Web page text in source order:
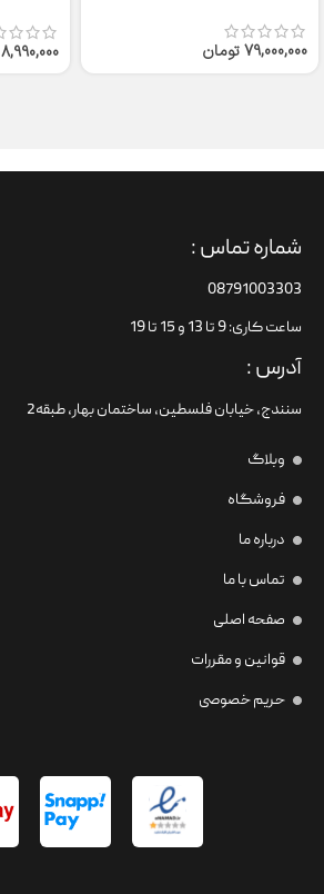
79,000,000تومان
8,990,000
شماره تماس :
08791003303
ساعت کاری: 9 تا 13 و 15 تا 19
آدرس :
سنندج، خیابان فلسطین،‌ ساختمان بهار، طبقه2
وبلاگ
فروشگاه
درباره ما
تماس با ما
صفحه اصلی
قوانین و مقررات
حریم خصوصی